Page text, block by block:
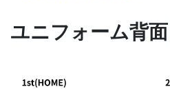
ユニフォーム背面